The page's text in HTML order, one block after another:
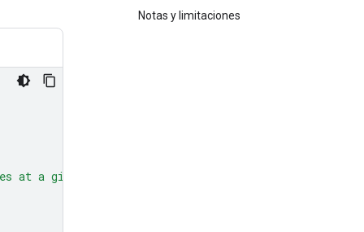
Notas y limitaciones
at a given time and date."